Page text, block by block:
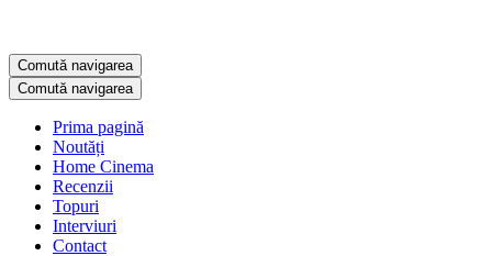
Comută navigarea
Comută navigarea
Prima pagină
Noutăți
Home Cinema
Recenzii
Topuri
Interviuri
Contact